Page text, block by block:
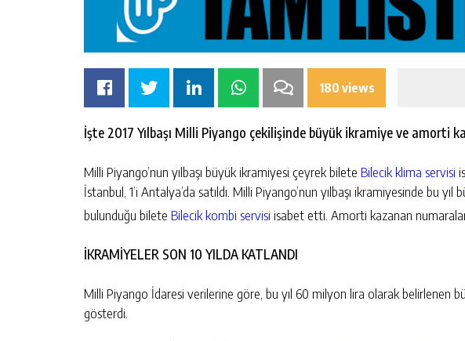
180 views
İşte 2017 Yılbaşı Milli Piyango çekilişinde büyük ikramiye ve amorti
Milli Piyango’nun yılbaşı büyük ikramiyesi çeyrek bilete Bilecik klima servisi
İstanbul, 1’i Antalya’da satıldı. Milli Piyango’nun yılbaşı ikramiyesinde bu yıl
bulunduğu bilete Bilecik kombi servisi isabet etti. Amorti kazanan
İKRAMİYELER SON 10 YILDA KATLANDI
Milli Piyango İdaresi verilerine göre, bu yıl 60 milyon lira olarak belirlenen
gösterdi.